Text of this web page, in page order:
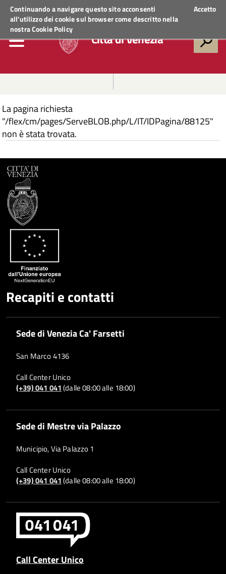
Continuando a navigare questo sito acconsenti
all'utilizzo dei cookie sul browser come descritto nella
nostraCookie Policy
Accetto
Regione VenetoACCEDI AI SERVIZI
Città di Venezia
La pagina richiesta
"/flex/cm/pages/ServeBLOB.php/L/IT/IDPagina/88125"
non è stata trovata.
Recapiti e contatti
Sede di Venezia Ca' Farsetti
San Marco 4136
Call Center Unico
(+39) 041 041(dalle 08:00 alle 18:00)
Sede di Mestre via Palazzo
Municipio, Via Palazzo 1
Call Center Unico
(+39) 041 041(dalle 08:00 alle 18:00)
Call Center Unico